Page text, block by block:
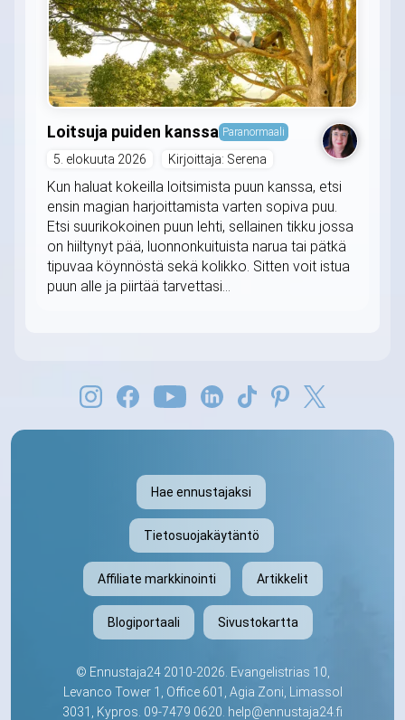
Loitsuja puiden kanssa Paranormaali
5. elokuuta 2026 Kirjoittaja: Serena
Kun haluat kokeilla loitsimista puun kanssa, etsi
ensin magian harjoittamista varten sopiva puu.
Etsi suurikokoinen puun lehti, sellainen tikku jossa
on hiiltynyt pää, luonnonkuituista narua tai pätkä
tipuvaa köynnöstä sekä kolikko. Sitten voit istua
puun alle ja piirtää tarvettasi...
Hae ennustajaksi
Tietosuojakäytäntö
Affiliate markkinointi Artikkelit
Blogiportaali Sivustokartta
© Ennustaja242010-2026. Evangelistrias 10,
Levanco Tower 1, Office 601, Agia Zoni, Limassol
3031, Kypros. 09-7479 0620. help@ennustaja24.fi